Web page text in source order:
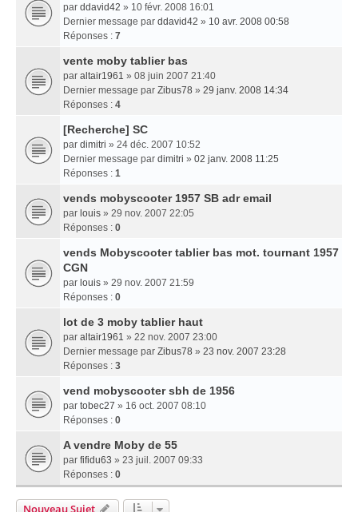
par ddavid42 » 10 févr. 2008 16:01
Dernier message par ddavid42 » 10 avr. 2008 00:58
Réponses : 7
vente moby tablier bas
par altair1961 » 08 juin 2007 21:40
Dernier message par Zibus78 » 29 janv. 2008 14:34
Réponses : 4
[Recherche] SC
par dimitri » 24 déc. 2007 10:52
Dernier message par dimitri » 02 janv. 2008 11:25
Réponses : 1
vends mobyscooter 1957 SB adr email
par louis » 29 nov. 2007 22:05
Réponses : 0
vends Mobyscooter tablier bas mot. tournant 1957
CGN
par louis » 29 nov. 2007 21:59
Réponses : 0
lot de 3 moby tablier haut
par altair1961 » 22 nov. 2007 23:00
Dernier message par Zibus78 » 23 nov. 2007 23:28
Réponses : 3
vend mobyscooter sbh de 1956
par tobec27 » 16 oct. 2007 08:10
Réponses : 0
A vendre Moby de 55
par fifidu63 » 23 juil. 2007 09:33
Réponses : 0
Nouveau Sujet